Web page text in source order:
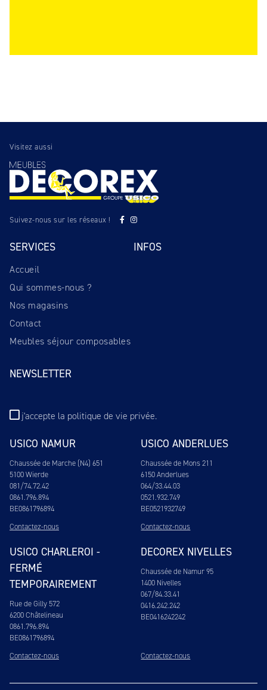
Visitez aussi
Suivez-nous sur les réseaux !
SERVICES
Accueil
Qui sommes-nous ?
Nos magasins
Contact
Meubles séjour composables
INFOS
NEWSLETTER
j'accepte la politique de vie privée.
USICO NAMUR
Chaussée de Marche (N4) 651
5100 Wierde
081/74.72.42
0861.796.894
BE0861796894
Contactez-nous
USICO ANDERLUES
Chaussée de Mons 211
6150 Anderlues
064/33.44.03
0521.932.749
BE0521932749
Contactez-nous
USICO CHARLEROI -
FERMÉ
TEMPORAIREMENT
Rue de Gilly 572
6200 Châtelineau
0861.796.894
BE0861796894
Contactez-nous
DECOREX NIVELLES
Chaussée de Namur 95
1400 Nivelles
067/84.33.41
0416.242.242
BE0416242242
Contactez-nous